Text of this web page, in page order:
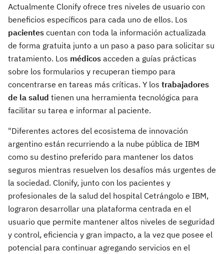
Actualmente Clonify ofrece tres niveles de usuario con
beneficios específicos para cada uno de ellos. Los
pacientes cuentan con toda la información actualizada
de forma gratuita junto a un paso a paso para solicitar su
tratamiento. Los médicos acceden a guías prácticas
sobre los formularios y recuperan tiempo para
concentrarse en tareas más críticas. Y los trabajadores
de la salud tienen una herramienta tecnológica para
facilitar su tarea e informar al paciente.
"Diferentes actores del ecosistema de innovación
argentino están recurriendo a la nube pública de IBM
como su destino preferido para mantener los datos
seguros mientras resuelven los desafíos más urgentes de
la sociedad. Clonify, junto con los pacientes y
profesionales de la salud del hospital Cetrángolo e IBM,
lograron desarrollar una plataforma centrada en el
usuario que permite mantener altos niveles de seguridad
y control, eficiencia y gran impacto, a la vez que posee el
potencial para continuar agregando servicios en el